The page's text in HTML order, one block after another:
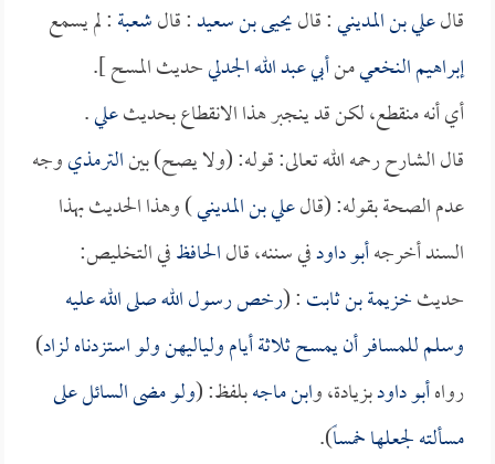
قالعلي بن المديني: قاليحيى بن سعيد: قالشعبة: لم يسمع
إبراهيم النخعيمنأبي عبد الله الجدليحديث المسح ].
أي أنه منقطع، لكن قد ينجبر هذا الانقطاع بحديثعلي.
قال الشارح رحمه الله تعالى: قوله: (ولا يصح) بينالترمذيوجه
عدم الصحة بقوله: (قالعلي بن المديني) وهذا الحديث بهذا
السند أخرجهأبو داودفي سننه، قالالحافظفي التخليص:
حديثخزيمة بن ثابت: (رخص رسول الله صلى الله عليه
وسلم للمسافر أن يمسح ثلاثة أيام ولياليهن ولو استزدناه لزاد)
رواهأبو داودبزيادة، وابن ماجهبلفظ: (ولو مضى السائل على
مسألته لجعلها خمساً).